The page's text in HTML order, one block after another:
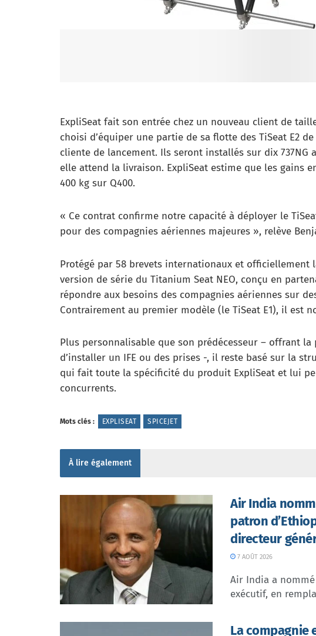
ExpliSeat fait son entrée chez un nouveau client de
choisi d’équiper une partie de sa flotte des TiSeat E2
cliente de lancement. Ils seront installés sur dix 737NG
elle attend la livraison. ExpliSeat estime que les gains
400 kg sur Q400.
« Ce contrat confirme notre capacité à déployer le
pour des compagnies aériennes majeures », relève
Protégé par 58 brevets internationaux et officiellement
version de série du Titanium Seat NEO, conçu en
répondre aux besoins des compagnies aériennes sur
Contrairement au premier modèle (le TiSeat E1), il est
Plus personnalisable que son prédécesseur – offrant
d’installer un IFE ou des prises -, il reste basé sur la
qui fait toute la spécificité du produit ExpliSeat et lui
concurrents.
Mots clés : EXPLISEAT SPICEJET
À lire également
Air India
patron
directeur
7 AOÛT 2026
Air India a
exécutif, en
La compagnie